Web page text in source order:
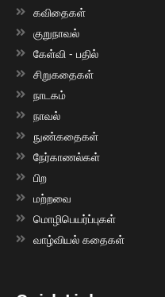
கவிதைகள்
குறுநாவல்
கேள்வி - பதில்
சிறுகதைகள்
நாடகம்
நாவல்
நுண்கதைகள்
நேர்காணல்கள்
பிற
மற்றவை
மொழிபெயர்ப்புகள்
வாழ்வியல் கதைகள்